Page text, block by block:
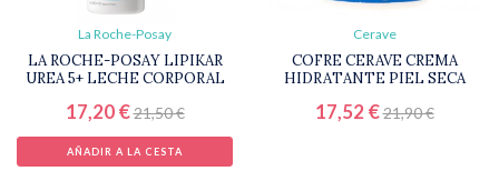
La Roche-Posay
LA ROCHE-POSAY LIPIKAR
UREA 5+ LECHE CORPORAL
17,20 €21,50 €
AÑADIR A LA CESTA
Cerave
COFRE CERAVE CREMA
HIDRATANTE PIEL SECA
17,52 €21,90 €